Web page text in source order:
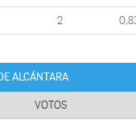
2
ALCÁNTARA
VOTOS